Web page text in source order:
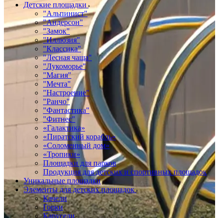
Детские площадки
"Альпинист"
"Андерсон"
"Замок"
"Иллюзия"
"Классика"
"Лесная чаща"
"Лукоморье"
"Магия"
"Мечта"
"Настроение"
"Ранчо"
"Фантастика"
"Фитнес"
«Галактика»
«Пиратский корабль»
«Соломенный дом»
«Тропики»
Площадки для парков
Продукция для детских и спортивных площадок
Уникальные площадки
Элементы для детских площадок
Качели
Горки
Карусели